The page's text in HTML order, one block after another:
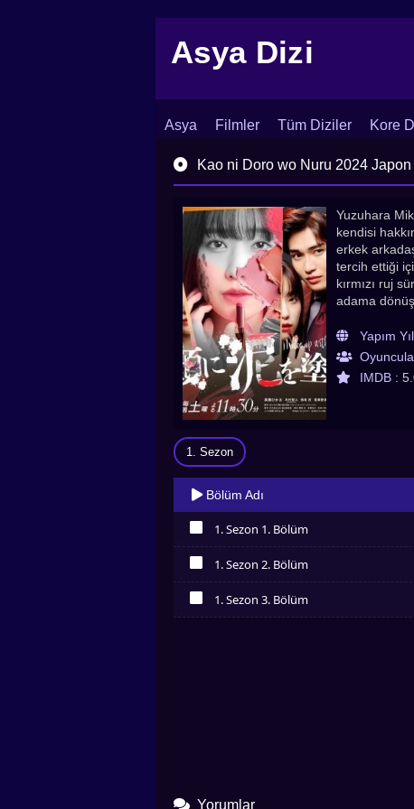
Asya Dizi
Asya Filmler Tüm Diziler Kore
İletişim Blog Dizi Arşivi
Kao ni Doro wo Nuru 2024
Yuzuhara
kendisi
erkek
tercih ettiği
kırmızı ruj
adama
Yapım
IMDB :
1. Sezon
Bölüm Adı
1. Sezon 1. Bölüm
1. Sezon 2. Bölüm
İzledim
1. Sezon 3. Bölüm
Yorumlar